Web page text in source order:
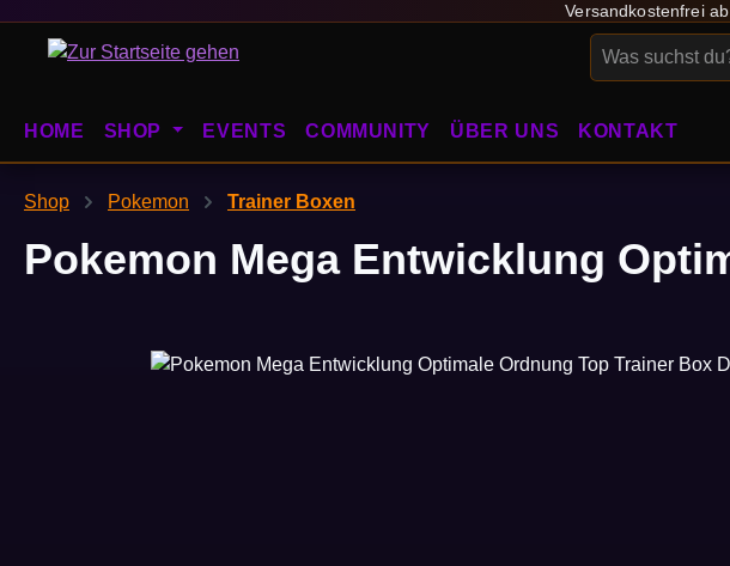
Hauptinhalt springen
Zur Suche springen
Zur Hauptnavigation springen
Versandkostenfrei
HOME SHOP EVENTS COMMUNITY ÜBER UNS KONTAKT
Shop Pokemon Trainer Boxen
Pokemon Mega Entwicklung
Bildergalerie überspringen